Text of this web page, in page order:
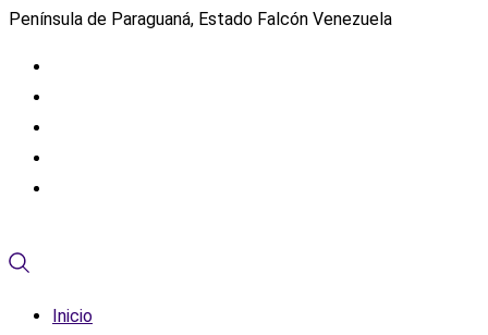
Península de Paraguaná, Estado Falcón Venezuela
Inicio